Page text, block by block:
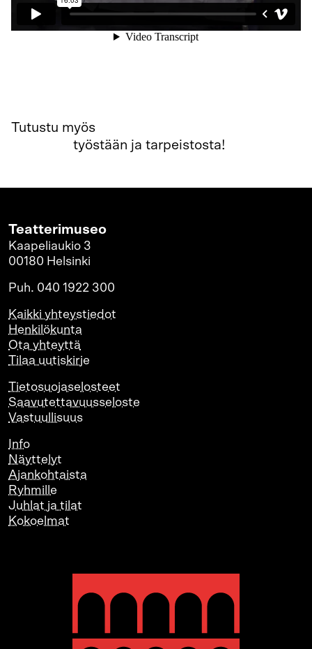
Tutustu myös
työstään ja tarpeistosta!
Teatterimuseo
Kaapeliaukio 3
00180 Helsinki
Puh. 040 1922 300
Kaikki yhteystiedot
Henkilökunta
Ota yhteyttä
Tilaa uutiskirje
Tietosuojaselosteet
Saavutettavuusseloste
Vastuullisuus
Info
Näyttelyt
Ajankohtaista
Ryhmille
Juhlat ja tilat
Kokoelmat